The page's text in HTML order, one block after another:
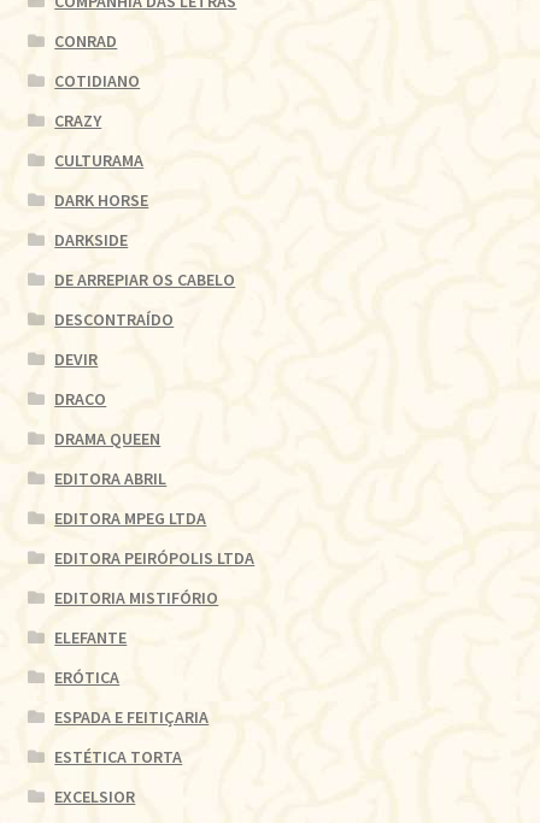
CONRAD
COTIDIANO
CRAZY
CULTURAMA
DARK HORSE
DARKSIDE
DE ARREPIAR OS CABELO
DESCONTRAÍDO
DEVIR
DRACO
DRAMA QUEEN
EDITORA ABRIL
EDITORA MPEG LTDA
EDITORA PEIRÓPOLIS LTDA
EDITORIA MISTIFÓRIO
ELEFANTE
ERÓTICA
ESPADA E FEITIÇARIA
ESTÉTICA TORTA
EXCELSIOR